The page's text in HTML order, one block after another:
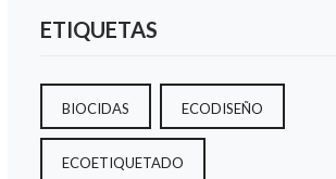
ETIQUETAS
BIOCIDAS ECODISEÑO
ECOETIQUETADO